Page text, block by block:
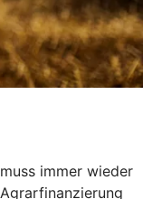
immer wieder